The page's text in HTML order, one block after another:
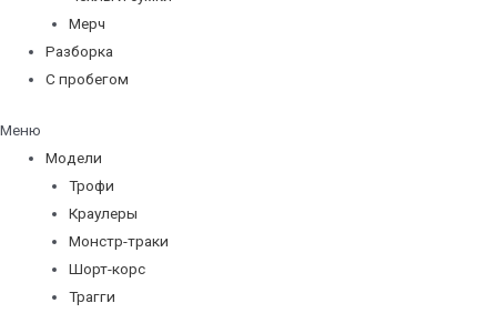
Мерч
Разборка
С пробегом
Меню
Модели
Трофи
Краулеры
Монстр-траки
Шорт-корс
Трагги